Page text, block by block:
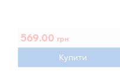
569.00 грн
Купити